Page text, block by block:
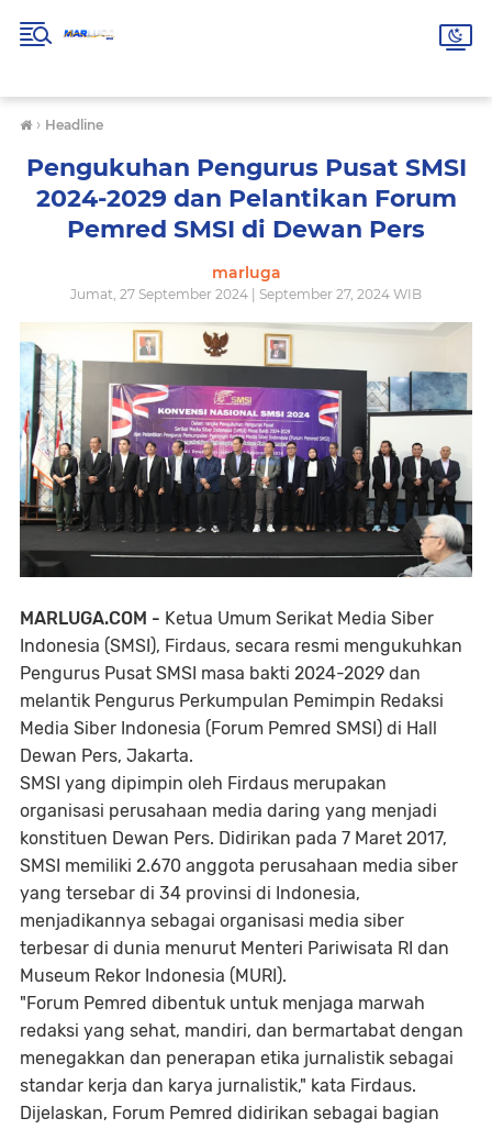
› Headline
Pengukuhan Pengurus Pusat SMSI
2024-2029 dan Pelantikan Forum
Pemred SMSI di Dewan Pers
marluga
Jumat, 27 September 2024 | September 27, 2024 WIB
MARLUGA.COM - Ketua Umum Serikat Media Siber
Indonesia (SMSI), Firdaus, secara resmi mengukuhkan
Pengurus Pusat SMSI masa bakti 2024-2029 dan
melantik Pengurus Perkumpulan Pemimpin Redaksi
Media Siber Indonesia (Forum Pemred SMSI) di Hall
Dewan Pers, Jakarta.
SMSI yang dipimpin oleh Firdaus merupakan
organisasi perusahaan media daring yang menjadi
konstituen Dewan Pers. Didirikan pada 7 Maret 2017,
SMSI memiliki 2.670 anggota perusahaan media siber
yang tersebar di 34 provinsi di Indonesia,
menjadikannya sebagai organisasi media siber
terbesar di dunia menurut Menteri Pariwisata RI dan
Museum Rekor Indonesia (MURI).
"Forum Pemred dibentuk untuk menjaga marwah
redaksi yang sehat, mandiri, dan bermartabat dengan
menegakkan dan penerapan etika jurnalistik sebagai
standar kerja dan karya jurnalistik," kata Firdaus.
Dijelaskan, Forum Pemred didirikan sebagai bagian